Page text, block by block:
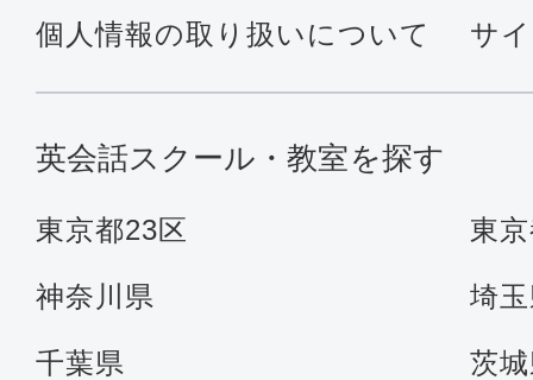
個人情報の取り扱いについて サ
英会話スクール・教室を探す
東京都23区 東
神奈川県 埼
千葉県 茨